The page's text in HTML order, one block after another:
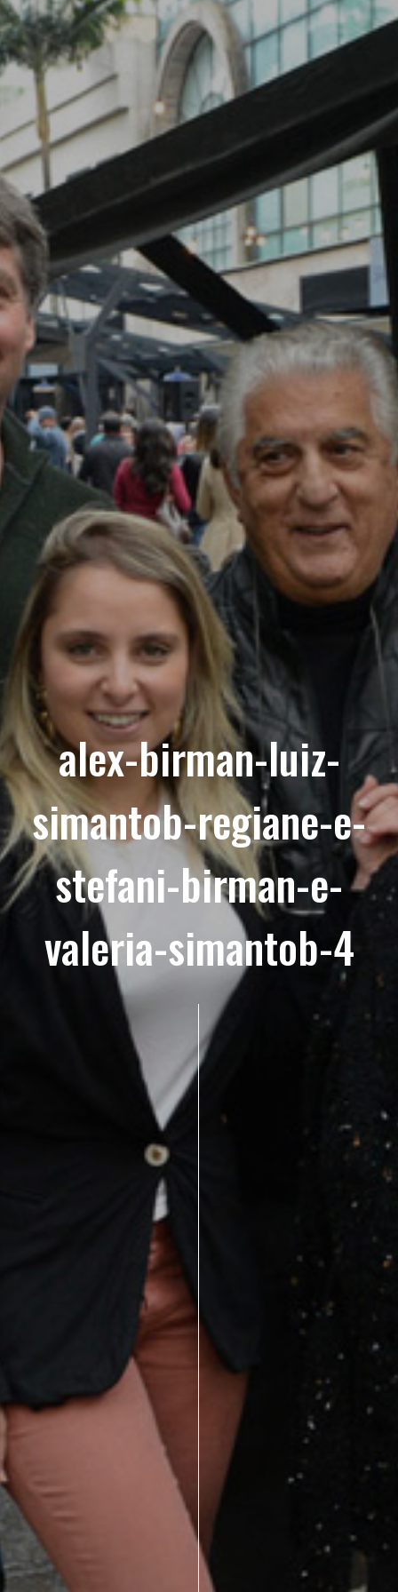
alex-birman-luiz-
simantob-regiane-e-
stefani-birman-e-
valeria-simantob-4